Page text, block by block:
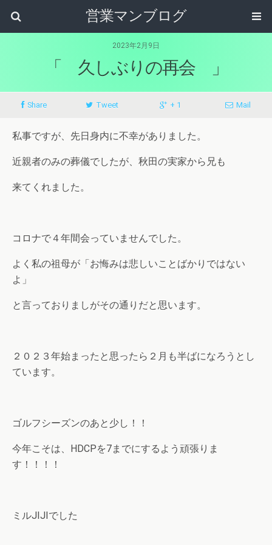
営業マンブログ
2023年2月9日
「 久しぶりの再会 」
Share Tweet + 1 Mail
私事ですが、先日身内に不幸がありました。
近親者のみの葬儀でしたが、秋田の実家から兄も
来てくれました。
コロナで４年間会っていませんでした。
よく私の祖母が「お悔みは悲しいことばかりではない
よ」
と言っておりましがその通りだと思います。
２０２３年始まったと思ったら２月も半ばになろうとし
ています。
ゴルフシーズンのあと少し！！
今年こそは、HDCPを7までにするよう頑張りま
す！！！！
ミルJIJIでした